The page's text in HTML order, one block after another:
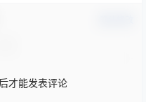
才能发表评论